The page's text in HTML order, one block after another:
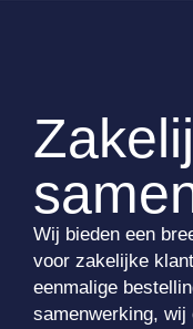
Wij bieden een
voor zakelijke
eenmalige
samenwerking, wij